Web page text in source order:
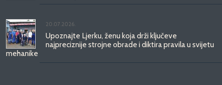
20.07.2026.
Upoznajte Ljerku, ženu koja drži ključeve
najpreciznije strojne obrade i diktira pravila u svijetu
mehanike